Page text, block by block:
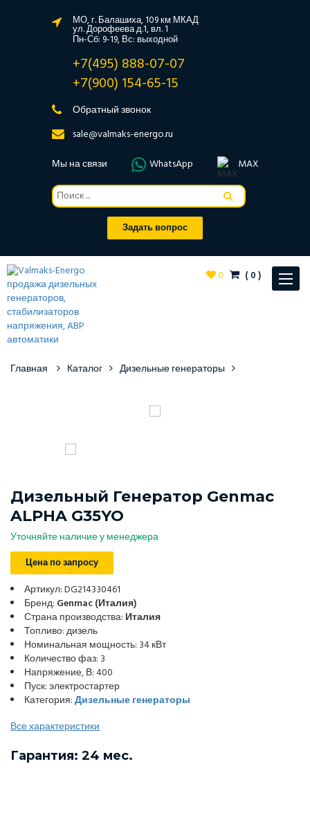
МО, г. Балашиха, 109 км МКАД
ул. Дорофеева д.1, вл. 1
Пн-Сб: 9-19, Вс: выходной
+7(495) 888-07-07
+7(900) 154-65-15
Обратный звонок
sale@valmaks-energo.ru
Мы на связи
WhatsApp MAX
Задать вопрос
Toggle
0 (0)
Главная Каталог Дизельные генераторы
Дизельный Генератор Genmac
ALPHA G35YO
Уточняйте наличие у менеджера
Цена по запросу
Артикул: DG214330461
Бренд: Genmac (Италия)
Страна производства: Италия
Топливо: дизель
Номинальная мощность: 34 кВт
Количество фаз: 3
Напряжение, В: 400
Пуск: электростартер
Категория:Дизельные генераторы
Все характеристики
Гарантия: 24 мес.